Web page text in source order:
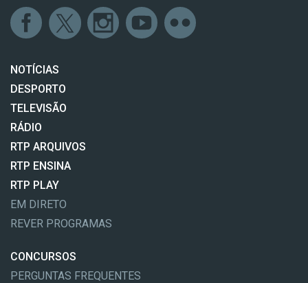
NOTÍCIAS
DESPORTO
TELEVISÃO
RÁDIO
RTP ARQUIVOS
RTP ENSINA
RTP PLAY
EM DIRETO
REVER PROGRAMAS
CONCURSOS
PERGUNTAS FREQUENTES